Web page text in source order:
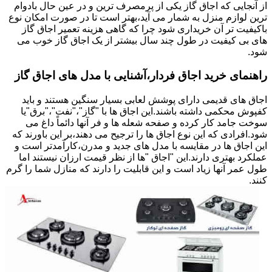
از آنجایی که اجاق گاز یکی از پرمصرف ترین و در عین حال بادوام
ترین لوازم منزل به شمار می آید،بهتر است تا در صورت امکان نوع
باکیفیت تر آن خریداری شود چرا که گاهی هزینه تعمیر اجاق گاز
های بی کیفیت در طول چند سال بیشتر از یک اجاق گاز خوب می
شود.
راهنمای خرید اجاق فردار،آشنایی با مدل های اجاق گاز
اجاق های قدیمی دارای پوشش لعابی بسیار سنگین هستند و باید
کفپوش محکمی داشته باشند.این اجاق ها با "گاز"،"نفت"،"برق"یا
سوخت جامد کار کرده و صفحه شعله ها و فر آنها دائماً داغ می
شود.افرادی که این نوع اجاق ها را ترجیح می دهند،بر این باورند که
این اجاق ها در مقایسه با مدل های جدید و مدرن،کارآمدتر است و
عملکرد بهتری دارند.این "اجاق "ها از نظر قیمت ارزان نیستند اما
طول عمر آنها زیاد است و این قابلیت را دارند که منازل شما را گرم
کنند.